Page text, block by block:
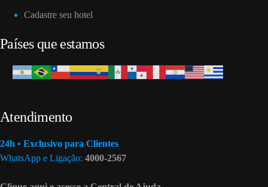
Cadastre seu hotel
Países que estamos
Atendimento
24h • Exclusivo para Clientes
WhatsApp e Ligação: 4000-2567